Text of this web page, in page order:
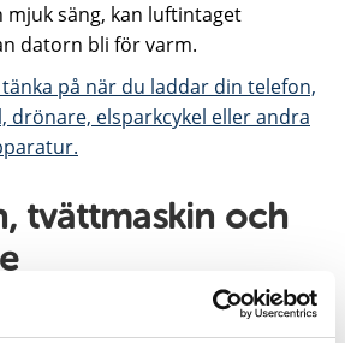
mjuk säng, kan luftintaget
datorn bli för varm.
på när du laddar din telefon,
drönare, elsparkcykel eller andra
tvättmaskin och
i diskmaskiner, torktumlare och